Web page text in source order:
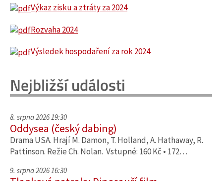
Výkaz zisku a ztráty za 2024
Rozvaha 2024
Výsledek hospodaření za rok 2024
Nejbližší události
8. srpna 2026 19:30
Oddysea (český dabing)
Drama USA. Hrají M. Damon, T. Holland, A. Hathaway, R.
Pattinson. Režie Ch. Nolan. Vstupné: 160 Kč • 172…
9. srpna 2026 16:30